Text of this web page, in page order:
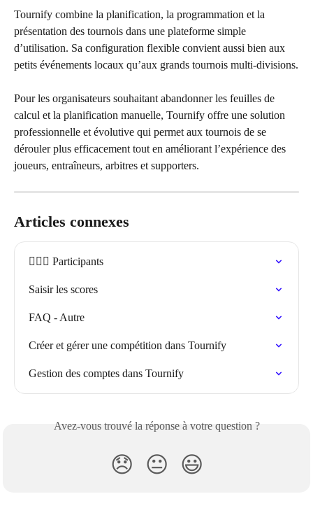
Tournify combine la planification, la programmation et la
présentation des tournois dans une plateforme simple
d’utilisation. Sa configuration flexible convient aussi bien aux
petits événements locaux qu’aux grands tournois multi-divisions.
Pour les organisateurs souhaitant abandonner les feuilles de
calcul et la planification manuelle, Tournify offre une solution
professionnelle et évolutive qui permet aux tournois de se
dérouler plus efficacement tout en améliorant l’expérience des
joueurs, entraîneurs, arbitres et supporters.
Articles connexes
🏃🏽‍♀️ Participants
Saisir les scores
FAQ - Autre
Créer et gérer une compétition dans Tournify
Gestion des comptes dans Tournify
Avez-vous trouvé la réponse à votre question ?
😞 😐 😃